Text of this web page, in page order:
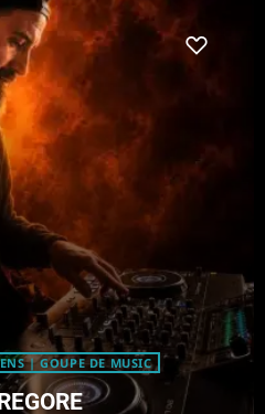
| GOUPE DE MUSIC